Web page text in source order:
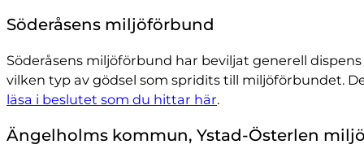
Söderåsens miljöförbund
Söderåsens miljöförbund har beviljat generell
vilken typ av gödsel som spridits till miljöförbundet.
läsa i beslutet som du hittar här.
Ängelholms kommun, Ystad-Österlen